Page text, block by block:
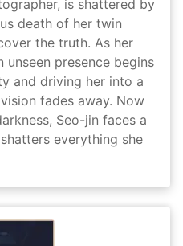
is shattered by
death of her twin
the truth. As her
unseen presence begins
and driving her into a
fades away. Now
Seo-jin faces a
everything she